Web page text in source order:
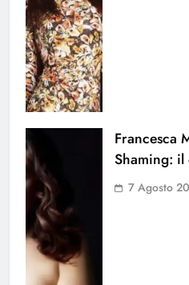
Francesca
Shaming: il
7 Agosto